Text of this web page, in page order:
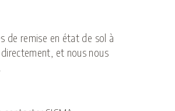
de remise en état de sol à
et nous nous